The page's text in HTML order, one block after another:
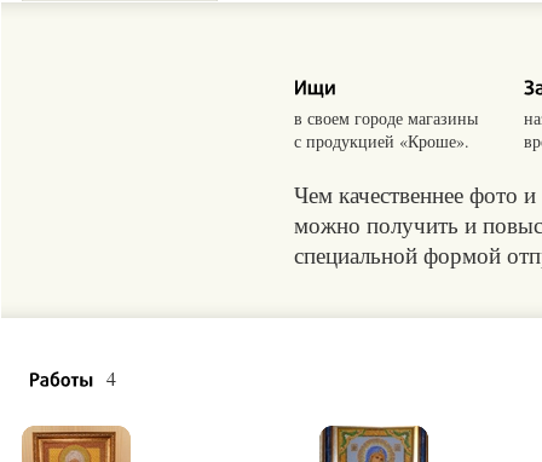
в своем городе магазины
с продукцией «Кроше».
Чем качественнее фото
можно получить и
специальной формой
4